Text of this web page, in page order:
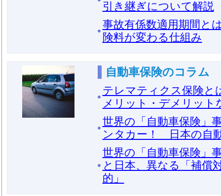
引き継ぎについて解説
事故有係数適用期間と
険料が変わる仕組み
自動車保険のコラム
テレマティクス保険と
メリット・デメリット
世界の「自動車保険」
ンタカー！ 日本の自
世界の「自動車保険」
と日本、異なる「補償
的」